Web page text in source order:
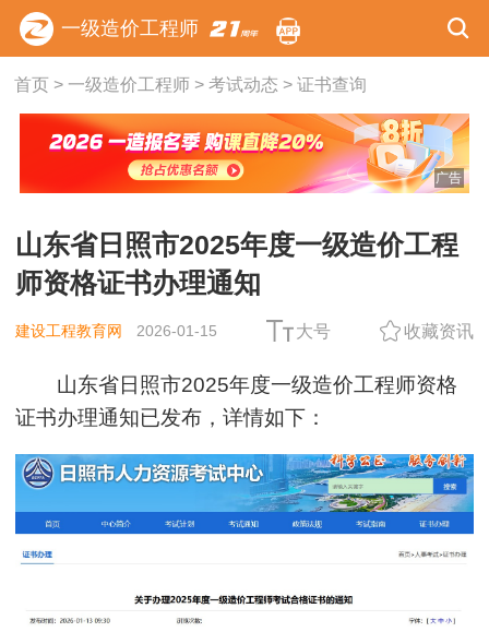
一级造价工程师
首页> 一级造价工程师> 考试动态 > 证书查询
广告
山东省日照市2025年度一级造价工程
师资格证书办理通知
建设工程教育网 2026-01-15 大号 收藏资讯
山东省日照市2025年度一级造价工程师资格
证书办理通知已发布，详情如下：